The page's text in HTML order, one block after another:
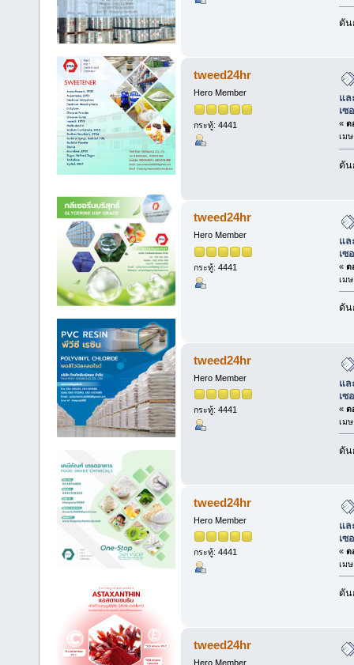
ดัน
tweed24hr
Hero Member
กระทู้: 4441
แล
เซ
« ต
เม
ดัน
tweed24hr
Hero Member
กระทู้: 4441
แล
เซ
« ต
เม
ดัน
tweed24hr
Hero Member
กระทู้: 4441
แล
เซ
« ต
เม
ดัน
tweed24hr
Hero Member
กระทู้: 4441
แล
เซ
« ต
เม
ดัน
tweed24hr
Hero Member